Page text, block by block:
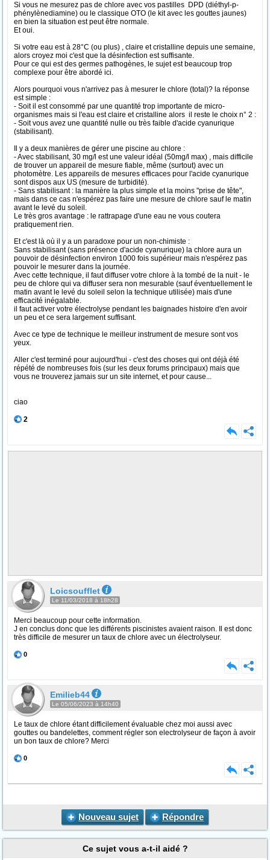
Si vous ne mesurez pas de chlore avec vos pastilles DPD (diéthyl-p-
phénylènediamine) ou le classique OTO (le kit avec les gouttes jaunes)
en bien la situation est peut être normale.
Et oui.
Si votre eau est à 28°C (ou plus) , claire et cristalline depuis une semaine,
alors croyez moi c'est que la désinfection est suffisante.
Pour ce qui est des germes pathogènes, le sujet est beaucoup trop
complexe pour être abordé ici.
Alors pourquoi vous n'arrivez pas à mesurer le chlore (total)? la réponse
est simple :
- Soit il est consommé par une quantité trop importante de micro-
organismes mais si l'eau est claire et cristalline alors il reste le choix n° 2 :
- Soit vous avez une quantité nulle ou très faible d'acide cyanurique
(stabilisant).
Il y a deux manières de gérer une piscine au chlore :
- Avec stabilisant, 30 mg/l est une valeur idéal (50mg/l max) , mais difficile
de trouver un appareil de mesure fiable, même (surtout) avec un
photomètre. Les appareils de mesures efficaces pour l'acide cyanurique
sont dispos aux US (mesure de turbidité).
- Sans stabilisant : la manière la plus simple et la moins "prise de tête",
mais dans ce cas n'espérez pas faire une mesure de chlore sauf le matin
avant le levé du soleil.
Le très gros avantage : le rattrapage d'une eau ne vous coutera
pratiquement rien.
Et c'est là où il y a un paradoxe pour un non-chimiste :
Sans stabilisant (sans présence d'acide cyanurique) la chlore aura un
pouvoir de désinfection environ 1000 fois supérieur mais n'espérez pas
pouvoir le mesurer dans la journée.
Avec cette technique, il faut diffuser votre chlore à la tombé de la nuit - le
peu de chlore qui va diffuser sera non mesurable (sauf éventuellement le
matin avant le levé du soleil selon la technique utilisée) mais d'une
efficacité inégalable.
il faut activer votre électrolyse pendant les baignades histoire d'en avoir
un peu et ce sera largement suffisant.
Avec ce type de technique le meilleur instrument de mesure sont vos
yeux.
Aller c'est terminé pour aujourd'hui - c'est des choses qui ont déjà été
répété de nombreuses fois (sur les deux forums principaux) mais que
vous ne trouverez jamais sur un site internet, et pour cause...
ciao
2
Loicsoufflet
Le 11/03/2018 à 18h28
Merci beaucoup pour cette information.
J en conclus donc que les différents piscinistes avaient raison. Il est donc
très difficile de mesurer un taux de chlore avec un électrolyseur.
0
Emilieb44
Le 05/06/2023 à 14h40
Le taux de chlore étant difficilement évaluable chez moi aussi avec
gouttes ou bandelettes, comment régler son electrolyseur de façon à avoir
un bon taux de chlore? Merci
0
Nouveau sujet Répondre
Ce sujet vous a-t-il aidé ?